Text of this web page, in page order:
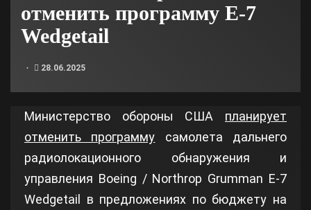
отменить программу E-7
Wedgetail
28.06.2025
Министерство обороны США планирует
отменить программу самолета дальнего
радиолокационного обнаружения и
управления Boeing / Northrop Grumman E-7
Wedgetail в предложениях по бюджету на